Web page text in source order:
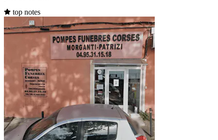
top notes